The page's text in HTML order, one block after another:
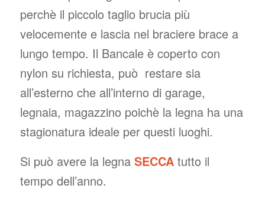
perchè il piccolo taglio brucia più
velocemente e lascia nel braciere brace a
lungo tempo. Il Bancale è coperto con
nylon su richiesta, può restare sia
all’esterno che all’interno di garage,
legnaia, magazzino poichè la legna ha una
stagionatura ideale per questi luoghi.
Si può avere la legna SECCAtutto il
tempo dell’anno.